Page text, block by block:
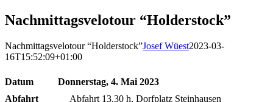
Nachmittagsvelotour “Holderstock”
Nachmittagsvelotour “Holderstock”Josef Wüest2023-03-
16T15:52:09+01:00
Datum
Donnerstag, 4. Mai 2023
Abfahrt
Abfahrt 13.30 h, Dorfplatz Steinhausen